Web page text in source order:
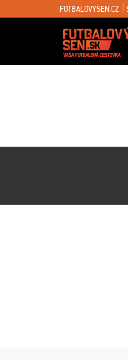
FOTBALOVYSEN.CZ